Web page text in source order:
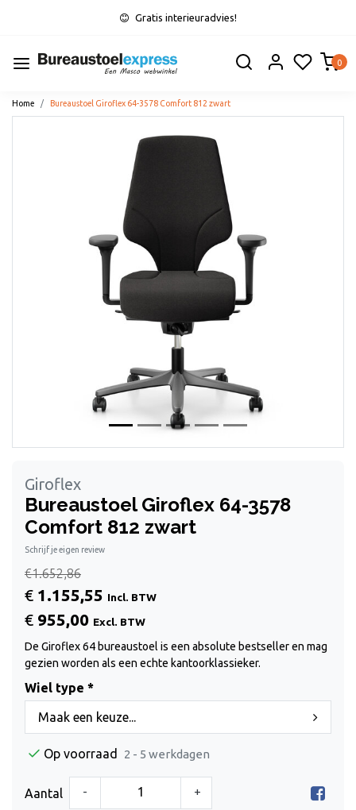
Gratis interieuradvies!
0
Home Bureaustoel Giroflex 64-3578 Comfort 812 zwart
Giroflex
Bureaustoel Giroflex 64-3578
Comfort 812 zwart
Schrijf je eigen review
€1.652,86
€ 1.155,55 Incl. BTW
€ 955,00 Excl. BTW
De Giroflex 64 bureaustoel is een absolute bestseller en mag
gezien worden als een echte kantoorklassieker.
Wiel type *
Maak een keuze...
Op voorraad 2 - 5 werkdagen
Aantal - +